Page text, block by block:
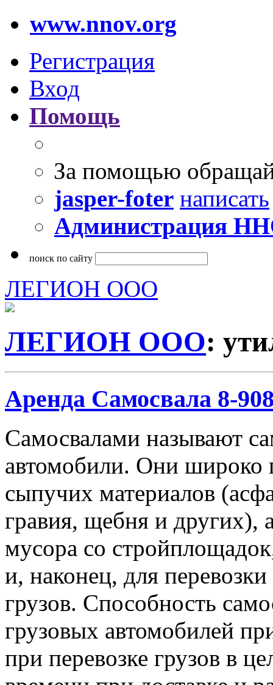
www.nnov.org
Регистрация
Вход
Помощь
За помощью
jasper-foter написать
Администрация
поиск по сайту
ЛЕГИОН ООО
ЛЕГИОН ООО:
Аренда Самосвала 8-
Самосвалами называют
автомобили. Они широко
сыпучих материалов
гравия, щебня и других),
мусора со
и, наконец, для
грузов. Способность
грузовых автомобилей
при перевозке грузов в